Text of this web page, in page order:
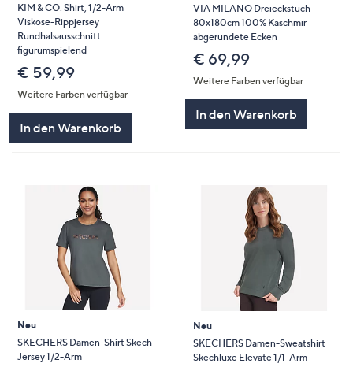
KIM & CO. Shirt, 1/2-Arm
Viskose-Rippjersey
Rundhalsausschnitt
figurumspielend
€ 59,99
Weitere Farben verfügbar
In den Warenkorb
VIA MILANO Dreieckstuch
80x180cm 100% Kaschmir
abgerundete Ecken
€ 69,99
Weitere Farben verfügbar
In den Warenkorb
Neu
SKECHERS Damen-Shirt Skech-
Jersey 1/2-Arm
Neu
SKECHERS Damen-Sweatshirt
Skechluxe Elevate 1/1-Arm